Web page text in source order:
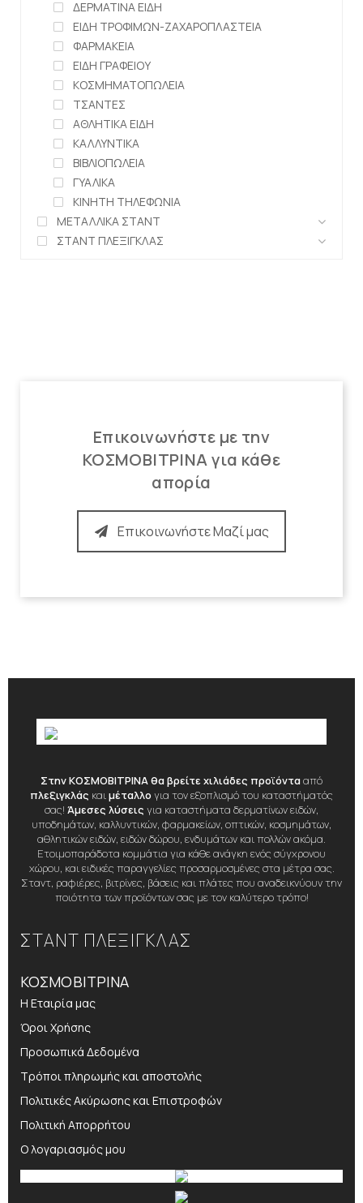
ΔΕΡΜΑΤΙΝΑ ΕΙΔΗ
ΕΙΔΗ ΤΡΟΦΙΜΩΝ-ΖΑΧΑΡΟΠΛΑΣΤΕΙΑ
ΦΑΡΜΑΚΕΙΑ
ΕΙΔΗ ΓΡΑΦΕΙΟΥ
ΚΟΣΜΗΜΑΤΟΠΩΛΕΙΑ
ΤΣΑΝΤΕΣ
ΑΘΛΗΤΙΚΑ ΕΙΔΗ
ΚΑΛΛΥΝΤΙΚΑ
ΒΙΒΛΙΟΠΩΛΕΙΑ
ΓΥΑΛΙΚΑ
ΚΙΝΗΤΗ ΤΗΛΕΦΩΝΙΑ
ΜΕΤΑΛΛΙΚΑ ΣΤΑΝΤ
ΣΤΑΝΤ ΠΛΕΞΙΓΚΛΑΣ
Επικοινωνήστε με την
ΚΟΣΜΟΒΙΤΡΙΝΑ για κάθε
απορία
Επικοινωνήστε Μαζί μας
Στην ΚΟΣΜΟΒΙΤΡΙΝΑ θα βρείτε χιλιάδες προϊόντααπό
πλεξιγκλάς καιμέταλλο για τον εξοπλισμό του καταστήματός
σας! Άμεσες λύσεις για καταστήματα δερματίνων ειδών,
υποδημάτων, καλλυντικών, φαρμακείων, οπτικών, κοσμημάτων,
αθλητικών ειδών, ειδών δώρου, ενδυμάτων και πολλών ακόμα.
Ετοιμοπαράδοτα κομμάτια για κάθε ανάγκη ενός σύγχρονου
χώρου, και ειδικές παραγγελίες προσαρμοσμένες στα μέτρα σας.
Σταντ, ραφιέρες, βιτρίνες, βάσεις και πλάτες που αναδεικνύουν την
ποιότητα των προϊόντων σας με τον καλύτερο τρόπο!
ΣΤΑΝΤ ΠΛΕΞΙΓΚΛΑΣ
ΚΟΣΜΟΒΙΤΡΙΝΑ
Η Εταιρία μας
Όροι Χρήσης
Προσωπικά Δεδομένα
Τρόποι πληρωμής και αποστολής
Πολιτικές Ακύρωσης και Επιστροφών
Πολιτική Απορρήτου
Ο λογαριασμός μου